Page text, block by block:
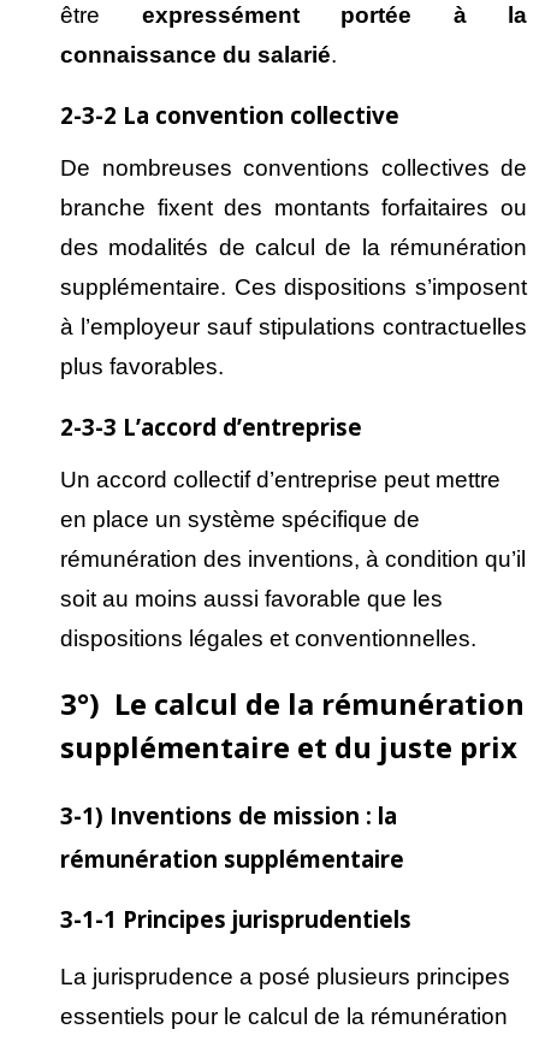
être expressément portée à la
connaissance du salarié.
2-3-2 La convention collective
De nombreuses conventions collectives de
branche fixent des montants forfaitaires ou
des modalités de calcul de la rémunération
supplémentaire. Ces dispositions s’imposent
à l’employeur sauf stipulations contractuelles
plus favorables.
2-3-3 L’accord d’entreprise
Un accord collectif d’entreprise peut mettre
en place un système spécifique de
rémunération des inventions, à condition qu’il
soit au moins aussi favorable que les
dispositions légales et conventionnelles.
3°) Le calcul de la rémunération
supplémentaire et du juste prix
3-1) Inventions de mission : la
rémunération supplémentaire
3-1-1 Principes jurisprudentiels
La jurisprudence a posé plusieurs principes
essentiels pour le calcul de la rémunération